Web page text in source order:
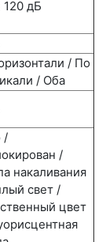
120 дБ
/ По
/ Оба
/
/
накаливания
свет /
цвет